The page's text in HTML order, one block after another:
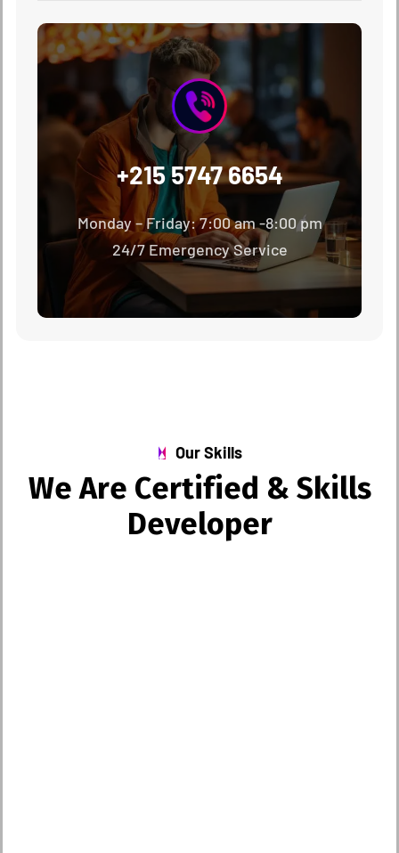
+215 5747 6654
Monday – Friday: 7:00 am -8:00 pm
24/7 Emergency Service
Our Skills
We Are Certified & Skills
Developer